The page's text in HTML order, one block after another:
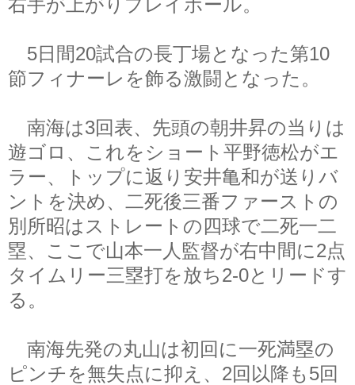
5日間20試合の長丁場となった第10
節フィナーレを飾る激闘となった。
南海は3回表、先頭の朝井昇の当りは
遊ゴロ、これをショート平野徳松がエ
ラー、トップに返り安井亀和が送りバ
ントを決め、二死後三番ファーストの
別所昭はストレートの四球で二死一二
塁、ここで山本一人監督が右中間に2点
タイムリー三塁打を放ち2-0とリードす
る。
南海先発の丸山は初回に一死満塁の
ピンチを無失点に抑え、2回以降も5回